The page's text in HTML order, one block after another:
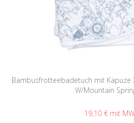
Bambusfrotteebadetuch mit Kapuze
W/Mountain
19,10 €